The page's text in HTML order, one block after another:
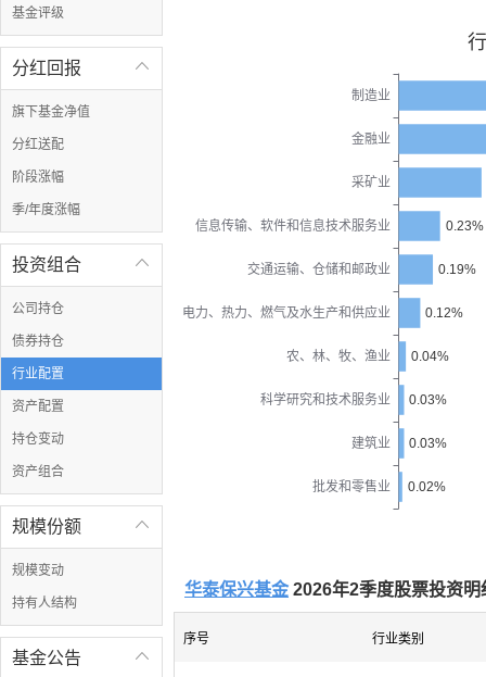
基金评级

分红回报
旗下基金净值
分红送配
阶段涨幅
季/年度涨幅

投资组合
公司持仓
债券持仓
行业配置
资产配置
持仓变动
资产组合

规模份额
规模变动
持有人结构

基金公告
批发和零售业
建筑业
科学研究和技术服务业
农、林、牧、渔业
电力、热力、燃气及水生产和供应业
交通运输、仓储和邮政业
信息传输、软件和信息技术服务业
采矿业
金融业
制造业
0.02%
0.03%
0.03%
0.04%
0.12%
0.19%
0.23%
华泰保兴基金 2026年2季度股票投资明
序号 行业类别